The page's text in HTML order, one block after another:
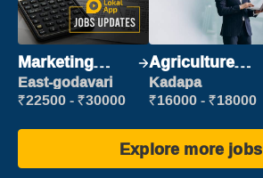
Marketing
Executive
East-godavari
₹22500 - ₹30000
Agriculture
Labour
Kadapa
₹16000 - ₹18000
Explore more jobs